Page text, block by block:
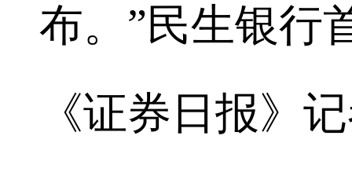
布。”民生银行
《证券日报》